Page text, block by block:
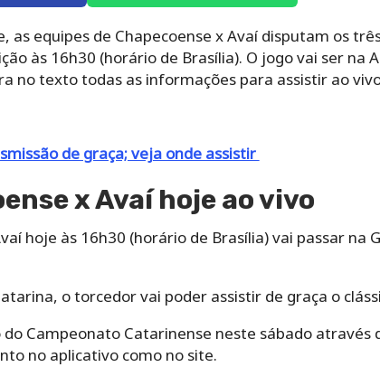
equipes de Chapecoense x Avaí disputam os
às 16h30 (horário de Brasília). O jogo vai ser na
no texto todas as informações para assistir ao
de graça; veja onde assistir
x Avaí hoje ao vivo
hoje às 16h30 (horário de Brasília) vai passar na
o torcedor vai poder assistir de graça o
Campeonato Catarinense neste sábado através
no aplicativo como no site.